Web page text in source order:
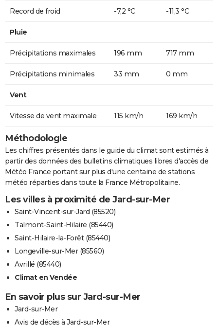
Record de froid -7,2 °C -11,3 °C
Pluie
Précipitations maximales 196 mm 717 mm
Précipitations minimales 33 mm 0 mm
Vent
Vitesse de vent maximale 115 km/h 169 km/h
Méthodologie
Les chiffres présentés dans le guide du climat sont estimés à
partir des données des bulletins climatiques libres d'accès de
Météo France portant sur plus d'une centaine de stations
météo réparties dans toute la France Métropolitaine.
Les villes à proximité de Jard-sur-Mer
Saint-Vincent-sur-Jard (85520)
Talmont-Saint-Hilaire (85440)
Saint-Hilaire-la-Forêt (85440)
Longeville-sur-Mer (85560)
Avrillé (85440)
Climat en Vendée
En savoir plus sur Jard-sur-Mer
Jard-sur-Mer
Avis de décès à Jard-sur-Mer